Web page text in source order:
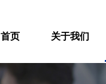
首页 关于我们